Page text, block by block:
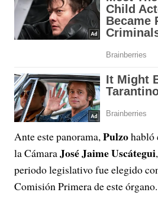
Ante este panorama,Pulzohabló
la CámaraJosé Jaime Uscátegui
periodo legislativo fue elegido
Comisión Primera de este órgano.